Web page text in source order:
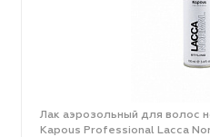
Лак аэрозольный для волос
Kapous Professional Lacca